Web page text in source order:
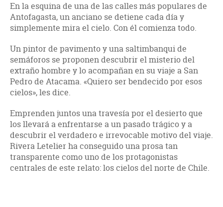
En la esquina de una de las calles más populares de
Antofagasta, un anciano se detiene cada día y
simplemente mira el cielo. Con él comienza todo.
Un pintor de pavimento y una saltimbanqui de
semáforos se proponen descubrir el misterio del
extraño hombre y lo acompañan en su viaje a San
Pedro de Atacama. «Quiero ser bendecido por esos
cielos», les dice.
Emprenden juntos una travesía por el desierto que
los llevará a enfrentarse a un pasado trágico y a
descubrir el verdadero e irrevocable motivo del viaje.
Rivera Letelier ha conseguido una prosa tan
transparente como uno de los protagonistas
centrales de este relato: los cielos del norte de Chile.